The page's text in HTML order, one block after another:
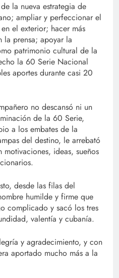
la nueva estrategia de
ampliar y perfeccionar el
el exterior; hacer más
prensa; apoyar la
patrimonio cultural de la
la 60 Serie Nacional
aportes durante casi 20
no descansó ni un
de la 60 Serie,
a los embates de la
del destino, le arrebató
ideas, sueños
desde las filas del
humilde y firme que
complicado y sacó los tres
valentía y cubanía.
y agradecimiento, y con
aportado mucho más a la